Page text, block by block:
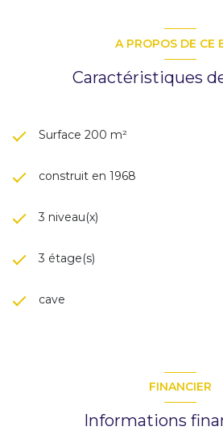
A PROPOS DE CE
Caractéristiques
Surface 200 m²
construit en 1968
3 niveau(x)
3 étage(s)
cave
FINANCIER
Informations